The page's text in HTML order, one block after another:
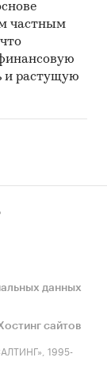
частным
и растущую
данных
сайтов
1995-